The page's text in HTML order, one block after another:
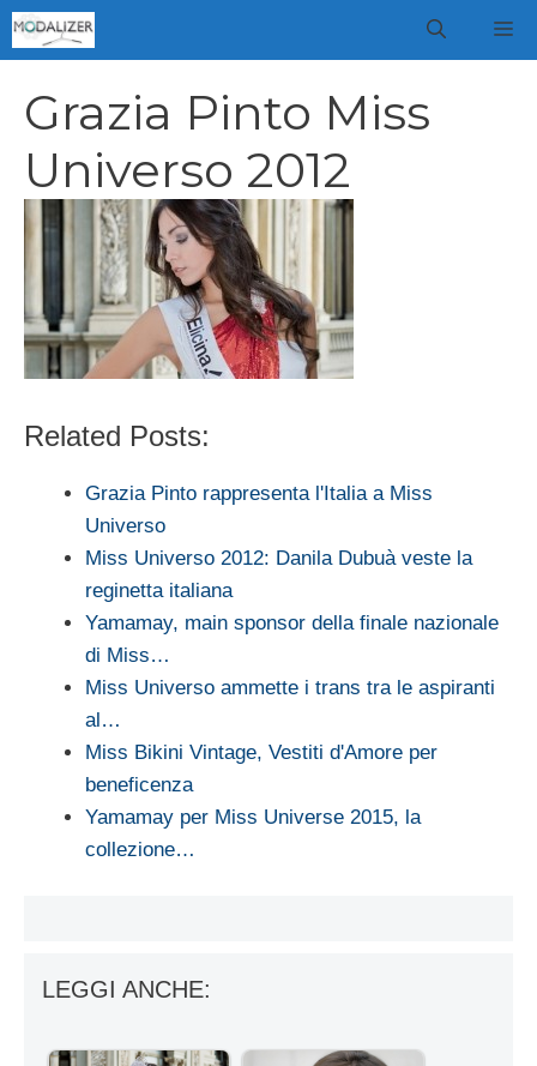
Vai
al
Grazia Pinto Miss
Universo 2012
Related Posts:
Grazia Pinto rappresenta l'Italia a Miss
Universo
Miss Universo 2012: Danila Dubuà veste la
reginetta italiana
Yamamay, main sponsor della finale nazionale
di Miss…
Miss Universo ammette i trans tra le aspiranti
al…
Miss Bikini Vintage, Vestiti d'Amore per
beneficenza
Yamamay per Miss Universe 2015, la
collezione…
LEGGI ANCHE: